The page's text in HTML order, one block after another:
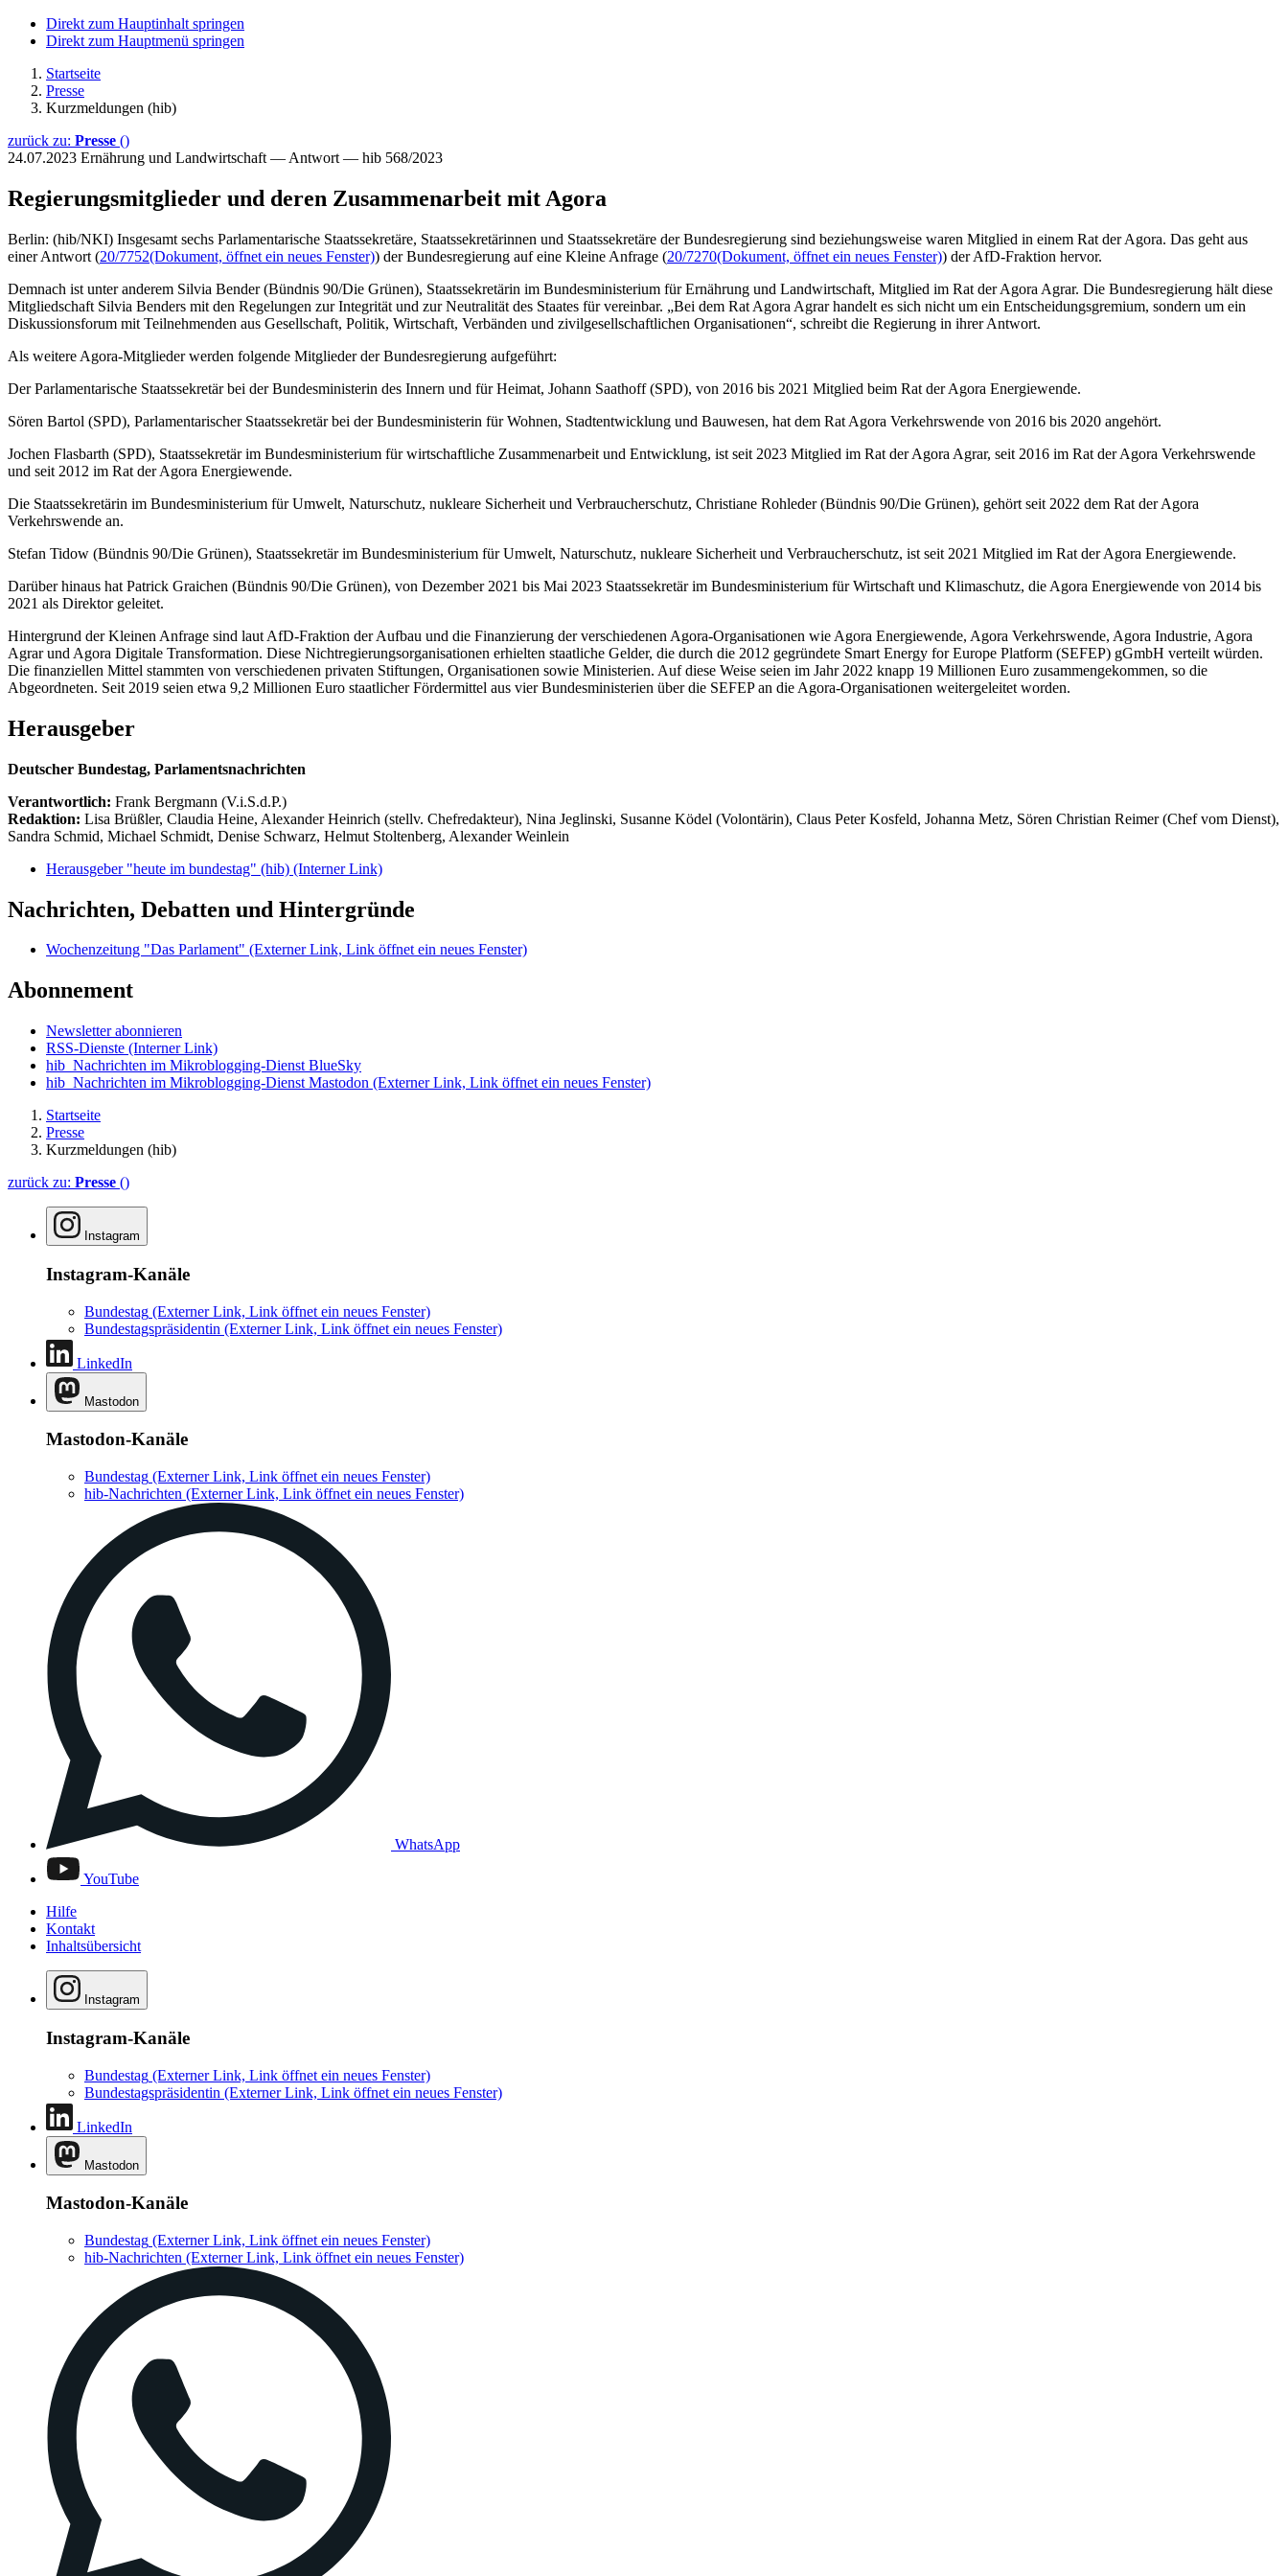
Direkt zum Hauptinhalt springen
Direkt zum Hauptmenü springen
Startseite
Presse
Kurzmeldungen (hib)
zurück zu: Presse ()
24.07.2023 Ernährung und Landwirtschaft — Antwort — hib 568/2023
Regierungsmitglieder und deren Zusammenarbeit mit Agora
Berlin: (hib/NKI) Insgesamt sechs Parlamentarische Staatssekretäre, Staatssekretärinnen und Staatssekretäre der Bundesregierung sind beziehungsweise waren Mitglied in einem Rat der Agora. Das geht aus
einer Antwort (20/7752(Dokument, öffnet ein neues Fenster)) der Bundesregierung auf eine Kleine Anfrage (20/7270(Dokument, öffnet ein neues Fenster)) der AfD-Fraktion hervor.
Demnach ist unter anderem Silvia Bender (Bündnis 90/Die Grünen), Staatssekretärin im Bundesministerium für Ernährung und Landwirtschaft, Mitglied im Rat der Agora Agrar. Die Bundesregierung hält diese
Mitgliedschaft Silvia Benders mit den Regelungen zur Integrität und zur Neutralität des Staates für vereinbar. „Bei dem Rat Agora Agrar handelt es sich nicht um ein Entscheidungsgremium, sondern um ein
Diskussionsforum mit Teilnehmenden aus Gesellschaft, Politik, Wirtschaft, Verbänden und zivilgesellschaftlichen Organisationen“, schreibt die Regierung in ihrer Antwort.
Als weitere Agora-Mitglieder werden folgende Mitglieder der Bundesregierung aufgeführt:
Der Parlamentarische Staatssekretär bei der Bundesministerin des Innern und für Heimat, Johann Saathoff (SPD), von 2016 bis 2021 Mitglied beim Rat der Agora Energiewende.
Sören Bartol (SPD), Parlamentarischer Staatssekretär bei der Bundesministerin für Wohnen, Stadtentwicklung und Bauwesen, hat dem Rat Agora Verkehrswende von 2016 bis 2020 angehört.
Jochen Flasbarth (SPD), Staatssekretär im Bundesministerium für wirtschaftliche Zusammenarbeit und Entwicklung, ist seit 2023 Mitglied im Rat der Agora Agrar, seit 2016 im Rat der Agora Verkehrswende
und seit 2012 im Rat der Agora Energiewende.
Die Staatssekretärin im Bundesministerium für Umwelt, Naturschutz, nukleare Sicherheit und Verbraucherschutz, Christiane Rohleder (Bündnis 90/Die Grünen), gehört seit 2022 dem Rat der Agora
Verkehrswende an.
Stefan Tidow (Bündnis 90/Die Grünen), Staatssekretär im Bundesministerium für Umwelt, Naturschutz, nukleare Sicherheit und Verbraucherschutz, ist seit 2021 Mitglied im Rat der Agora Energiewende.
Darüber hinaus hat Patrick Graichen (Bündnis 90/Die Grünen), von Dezember 2021 bis Mai 2023 Staatssekretär im Bundesministerium für Wirtschaft und Klimaschutz, die Agora Energiewende von 2014 bis
2021 als Direktor geleitet.
Hintergrund der Kleinen Anfrage sind laut AfD-Fraktion der Aufbau und die Finanzierung der verschiedenen Agora-Organisationen wie Agora Energiewende, Agora Verkehrswende, Agora Industrie, Agora
Agrar und Agora Digitale Transformation. Diese Nichtregierungsorganisationen erhielten staatliche Gelder, die durch die 2012 gegründete Smart Energy for Europe Platform (SEFEP) gGmbH verteilt würden.
Die finanziellen Mittel stammten von verschiedenen privaten Stiftungen, Organisationen sowie Ministerien. Auf diese Weise seien im Jahr 2022 knapp 19 Millionen Euro zusammengekommen, so die
Abgeordneten. Seit 2019 seien etwa 9,2 Millionen Euro staatlicher Fördermittel aus vier Bundesministerien über die SEFEP an die Agora-Organisationen weitergeleitet worden.
Herausgeber
Deutscher Bundestag, Parlamentsnachrichten
Verantwortlich: Frank Bergmann (V.i.S.d.P.)
Redaktion: Lisa Brüßler, Claudia Heine, Alexander Heinrich (stellv. Chefredakteur), Nina Jeglinski, Susanne Ködel (Volontärin), Claus Peter Kosfeld, Johanna Metz, Sören Christian Reimer (Chef vom Dienst),
Sandra Schmid, Michael Schmidt, Denise Schwarz, Helmut Stoltenberg, Alexander Weinlein
Herausgeber "heute im bundestag" (hib) (Interner Link)
Nachrichten, Debatten und Hintergründe
Wochenzeitung "Das Parlament" (Externer Link, Link öffnet ein neues Fenster)
Abonnement
Newsletter abonnieren
RSS-Dienste (Interner Link)
hib_Nachrichten im Mikroblogging-Dienst BlueSky
hib_Nachrichten im Mikroblogging-Dienst Mastodon (Externer Link, Link öffnet ein neues Fenster)
Startseite
Presse
Kurzmeldungen (hib)
zurück zu: Presse ()
Instagram
Instagram-Kanäle
Bundestag (Externer Link, Link öffnet ein neues Fenster)
Bundestagspräsidentin (Externer Link, Link öffnet ein neues Fenster)
LinkedIn
Mastodon
Mastodon-Kanäle
Bundestag (Externer Link, Link öffnet ein neues Fenster)
hib-Nachrichten (Externer Link, Link öffnet ein neues Fenster)
WhatsApp
YouTube
Hilfe
Kontakt
Inhaltsübersicht
Instagram
Instagram-Kanäle
Bundestag (Externer Link, Link öffnet ein neues Fenster)
Bundestagspräsidentin (Externer Link, Link öffnet ein neues Fenster)
LinkedIn
Mastodon
Mastodon-Kanäle
Bundestag (Externer Link, Link öffnet ein neues Fenster)
hib-Nachrichten (Externer Link, Link öffnet ein neues Fenster)